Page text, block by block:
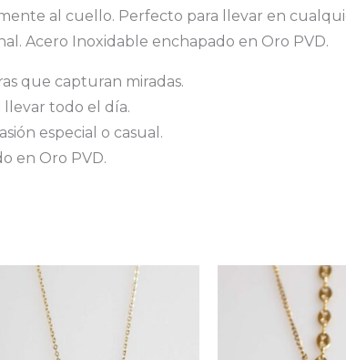
al cuello. Perfecto para llevar en
Acero Inoxidable enchapado en Oro PVD.
que capturan miradas.
llevar todo el día.
especial o casual.
en Oro PVD.